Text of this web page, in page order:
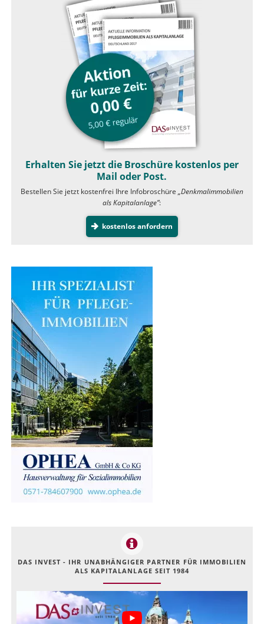
Erhalten Sie jetzt die Broschüre kostenlos per
Mail oder Post.
Bestellen Sie jetzt kostenfrei Ihre Infobroschüre „Denkmalimmobilien
als Kapitalanlage”:
kostenlos anfordern
DAS INVEST - IHR UNABHÄNGIGER PARTNER FÜR IMMOBILIEN
ALS KAPITALANLAGE SEIT 1984